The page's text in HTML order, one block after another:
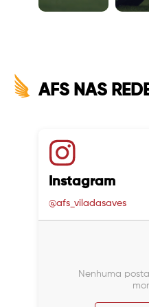
AFS NAS
Instagram
@afs_viladasaves
Nenhuma